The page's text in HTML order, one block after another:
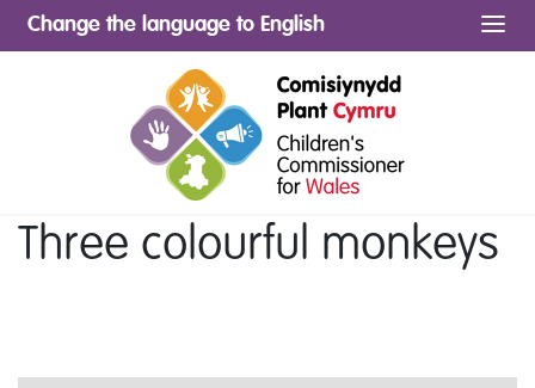
Change the language to English
Three colourful monkeys